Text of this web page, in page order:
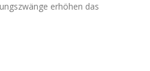
erhöhen das